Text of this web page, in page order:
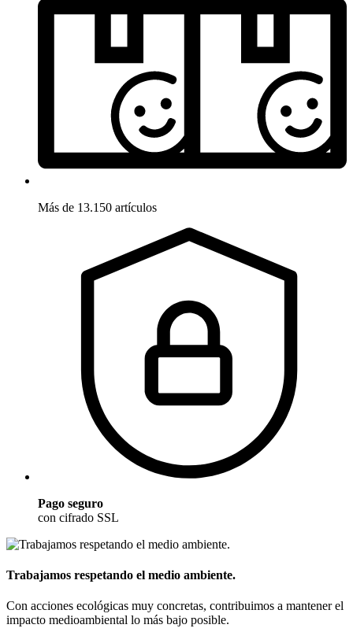
Más de 13.150 artículos
Pago seguro
con cifrado SSL
Trabajamos respetando el medio ambiente.
Con acciones ecológicas muy concretas, contribuimos a mantener el
impacto medioambiental lo más bajo posible.